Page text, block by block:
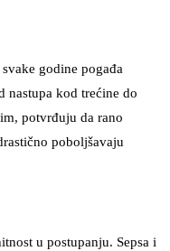
godine pogađa
nastupa kod trećine do
potvrđuju da rano
poboljšavaju
u postupanju. Sepsa i